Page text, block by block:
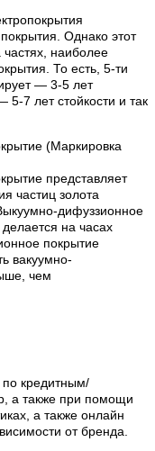
покрытия. Однако этот
наиболее
То есть, 5-ти
— 3-5 лет
7 лет стойкости и так
(Маркировка
представляет
частиц золота
дифуззионное
на часах
покрытие
вакуумно-
чем
кредитным/
а также при помощи
а также онлайн
от бренда.